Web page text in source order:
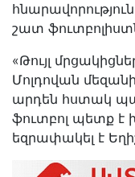
շատ
«Թույլ
Մոլդովան
արդեն հստակ
ֆուտբոլ պետք է
եզրափակել է